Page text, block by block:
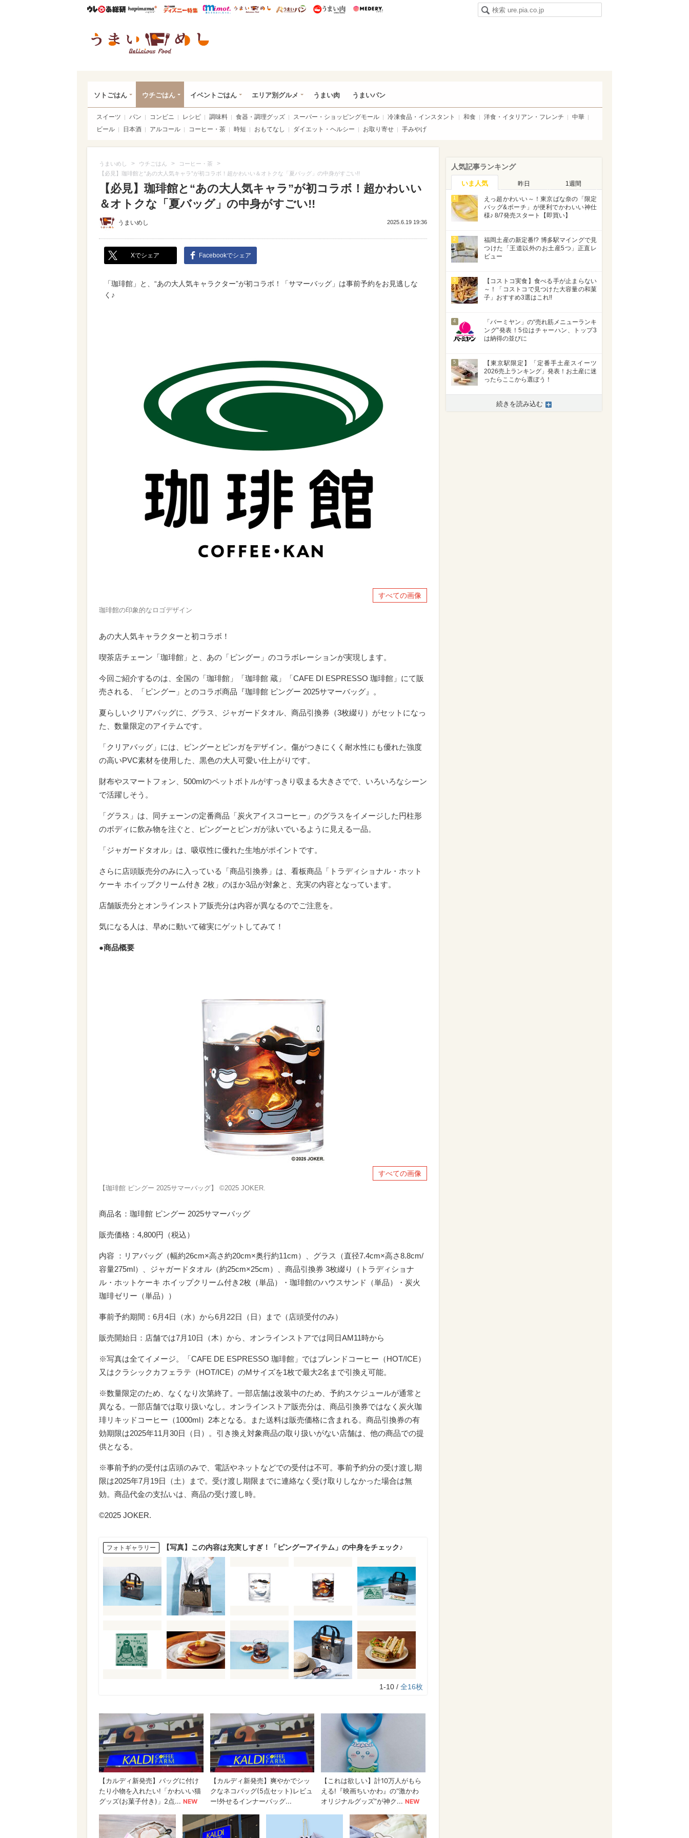
ウレぴあ総研ハピママ* ウレぴあ総研 ディズニー特集
mimot. うまいめし うまいパン うまい肉
ソトごはん ウチごはん イベントごはん エリア別グルメ うまい肉 うまいパン
スイーツ パン コンビニ レシピ 調味料 食器・調理グッズ スーパー・ショッピングモール 冷凍食品・インスタント 和食 洋食・イタリアン・フレンチ
中華
ビール
日本酒 アルコール コーヒー・茶 時短 おもてなし ダイエット・ヘルシー お取り寄せ 手みやげ
うまいめし > ウチごはん > コーヒー・茶 >
【必見】珈琲館と“あの大人気キャラ”が初コラボ！超かわいい＆オトクな「夏バッグ」の中身がすごい!!
【必見】珈琲館と“あの大人気キャラ”が初コラボ！超かわいい
＆オトクな「夏バッグ」の中身がすごい!!
うまいめし 2025.6.19 19:36
Xでシェア Facebookでシェア
「珈琲館」と、“あの大人気キャラクター”が初コラボ！「サマーバッグ」は事前予約をお見逃しな
く♪
すべての画像
珈琲館の印象的なロゴデザイン
あの大人気キャラクターと初コラボ！
喫茶店チェーン「珈琲館」と、あの「ピングー」のコラボレーションが実現します。
今回ご紹介するのは、全国の「珈琲館」「珈琲館 蔵」「CAFE DI ESPRESSO 珈琲館」にて販
売される、「ピングー」とのコラボ商品『珈琲館 ピングー 2025サマーバッグ』。
夏らしいクリアバッグに、グラス、ジャガードタオル、商品引換券（3枚綴り）がセットになっ
た、数量限定のアイテムです。
「クリアバッグ」には、ピングーとピンガをデザイン。傷がつきにくく耐水性にも優れた強度
の高いPVC素材を使用した、黒色の大人可愛い仕上がりです。
財布やスマートフォン、500mlのペットボトルがすっきり収まる大きさでで、いろいろなシーン
で活躍しそう。
「グラス」は、同チェーンの定番商品「炭火アイスコーヒー」のグラスをイメージした円柱形
のボディに飲み物を注ぐと、ピングーとピンガが泳いでいるように見える一品。
「ジャガードタオル」は、吸収性に優れた生地がポイントです。
さらに店頭販売分のみに入っている「商品引換券」は、看板商品「トラディショナル・ホット
ケーキ ホイップクリーム付き 2枚」のほか3品が対象と、充実の内容となっています。
店舗販売分とオンラインストア販売分は内容が異なるのでご注意を。
気になる人は、早めに動いて確実にゲットしてみて！
●商品概要
すべての画像
【珈琲館 ピングー 2025サマーバッグ】 ©2025 JOKER.
商品名：珈琲館 ピングー 2025サマーバッグ
販売価格：4,800円（税込）
内容 ：リアバッグ（幅約26cm×高さ約20cm×奥行約11cm）、グラス（直径7.4cm×高さ8.8cm/
容量275ml）、ジャガードタオル（約25cm×25cm）、商品引換券 3枚綴り（トラディショナ
ル・ホットケーキ ホイップクリーム付き2枚（単品）・珈琲館のハウスサンド（単品）・炭火
珈琲ゼリー（単品））
事前予約期間：6月4日（水）から6月22日（日）まで（店頭受付のみ）
販売開始日：店舗では7月10日（木）から、オンラインストアでは同日AM11時から
※写真は全てイメージ。「CAFE DE ESPRESSO 珈琲館」ではブレンドコーヒー（HOT/ICE）
又はクラシックカフェラテ（HOT/ICE）のMサイズを1枚で最大2名まで引換え可能。
※数量限定のため、なくなり次第終了。一部店舗は改装中のため、予約スケジュールが通常と
異なる。一部店舗では取り扱いなし。オンラインストア販売分は、商品引換券ではなく炭火珈
琲リキッドコーヒー（1000ml）2本となる。また送料は販売価格に含まれる。商品引換券の有
効期限は2025年11月30日（日）。引き換え対象商品の取り扱いがない店舗は、他の商品での提
供となる。
※事前予約の受付は店頭のみで、電話やネットなどでの受付は不可。事前予約分の受け渡し期
限は2025年7月19日（土）まで。受け渡し期限までに連絡なく受け取りしなかった場合は無
効。商品代金の支払いは、商品の受け渡し時。
©2025 JOKER.
フォトギャラリー 【写真】この内容は充実しすぎ！「ピングーアイテム」の中身をチェック♪
1-10 / 全16枚
人気記事ランキング
いま人気 昨日 1週間
1
えっ超かわいい～！東京ばな奈の「限定
バッグ&ポーチ」が便利でかわいい神仕
様♪ 8/7発売スタート【即買い】
2
福岡土産の新定番!? 博多駅マイングで見
つけた「王道以外のお土産5つ」正直レ
ビュー
3
【コストコ実食】食べる手が止まらない
～！「コストコで見つけた大容量の和菓
子」おすすめ3選はこれ!!
4
「バーミヤン」の“売れ筋メニューランキ
ング”発表！5位はチャーハン、トップ3
は納得の並びに
5
【東京駅限定】「定番手土産スイーツ
2026売上ランキング」発表！お土産に迷
ったらここから選ぼう！
続きを読み込む